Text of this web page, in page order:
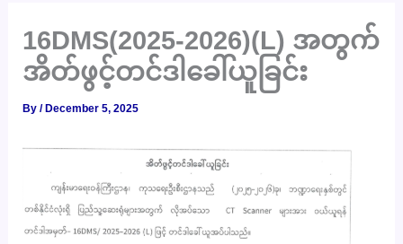
16DMS(2025-2026)(L) အတွက်
အိတ်ဖွင့်တင်ဒါခေါ်ယူခြင်း
By/ December 5, 2025